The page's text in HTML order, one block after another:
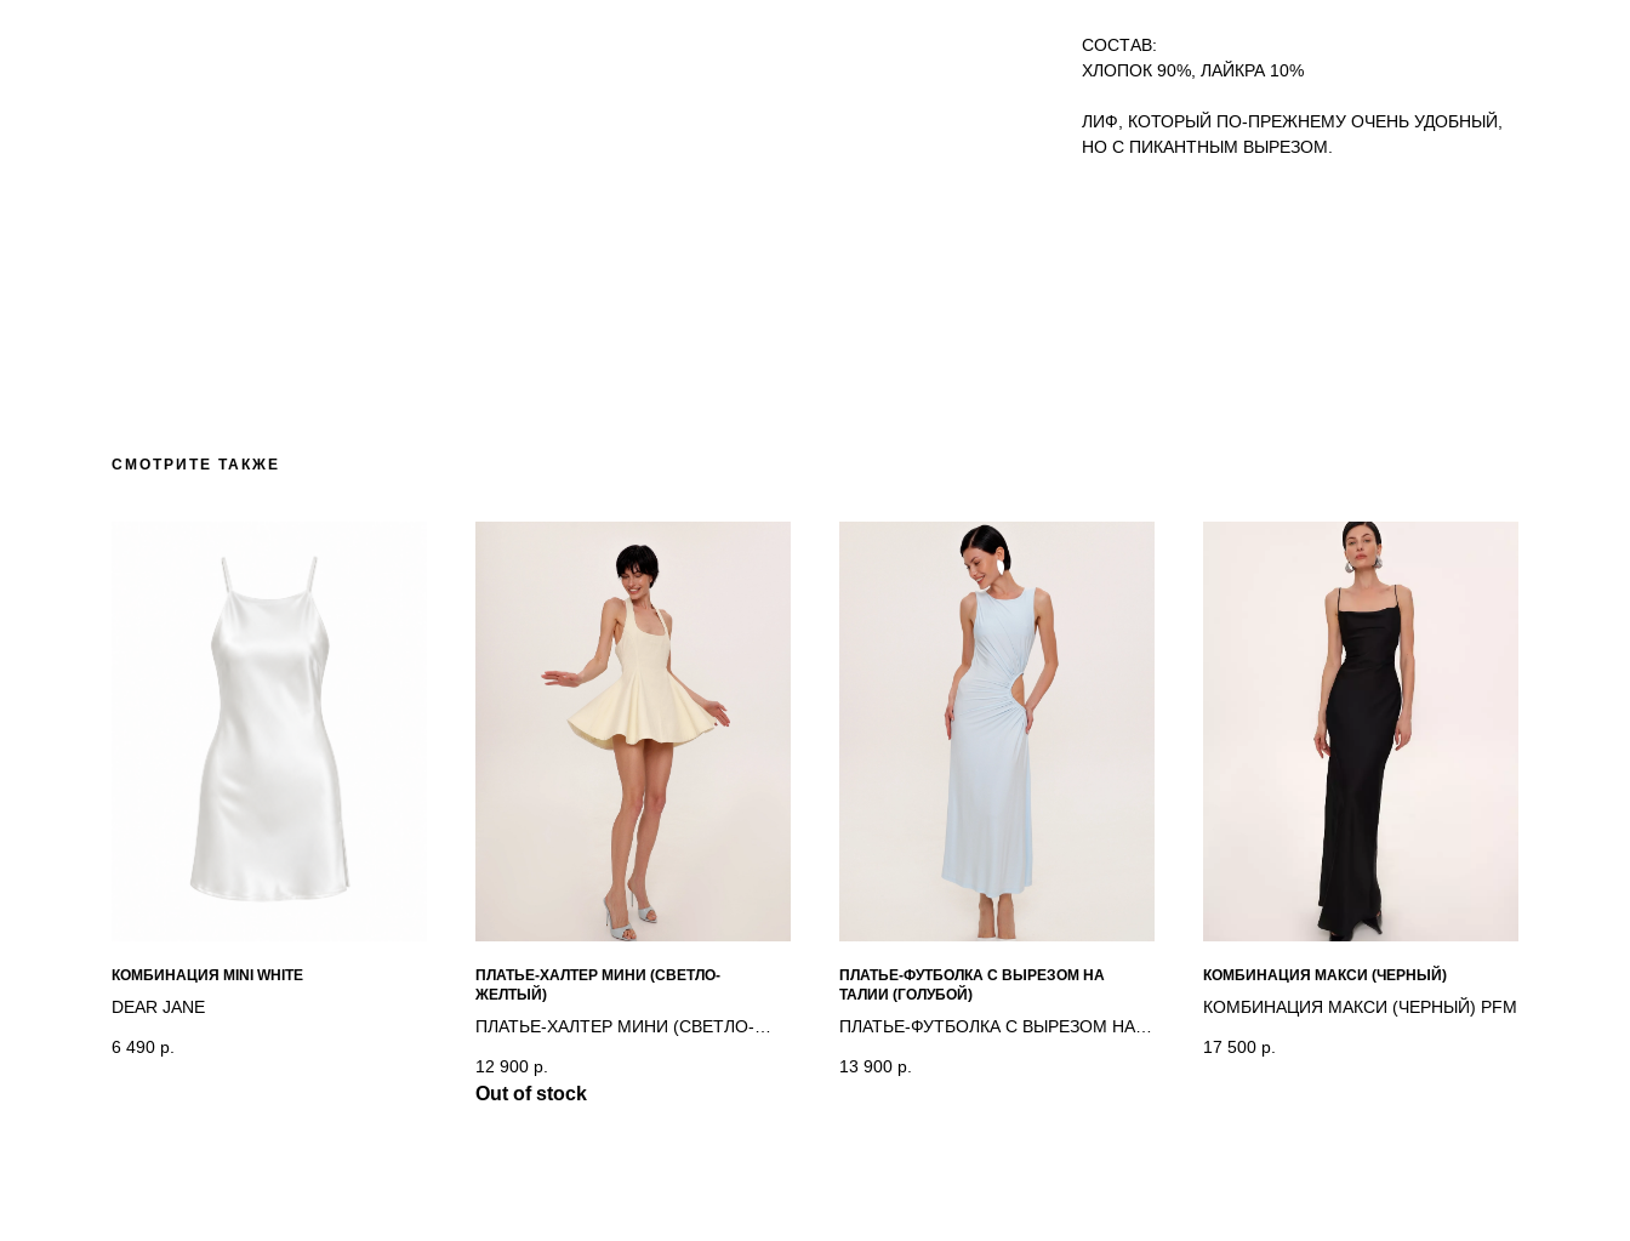
СОСТАВ:
ХЛОПОК 90%, ЛАЙКРА 10%
ЛИФ, КОТОРЫЙ ПО-ПРЕЖНЕМУ ОЧЕНЬ УДОБНЫЙ,
НО С ПИКАНТНЫМ ВЫРЕЗОМ.
СМОТРИТЕ ТАКЖЕ
КОМБИНАЦИЯ MINI WHITE
DEAR JANE
6 490 р.
ПЛАТЬЕ-ХАЛТЕР МИНИ (СВЕТЛО-
ЖЕЛТЫЙ)
ПЛАТЬЕ-ХАЛТЕР МИНИ (СВЕТЛО-
12 900 р.
Out of stock
ПЛАТЬЕ-ФУТБОЛКА С ВЫРЕЗОМ НА
ТАЛИИ (ГОЛУБОЙ)
ПЛАТЬЕ-ФУТБОЛКА С ВЫРЕЗОМ НА
13 900 р.
КОМБИНАЦИЯ МАКСИ (ЧЕРНЫЙ)
КОМБИНАЦИЯ МАКСИ (ЧЕРНЫЙ) PFM
17 500 р.